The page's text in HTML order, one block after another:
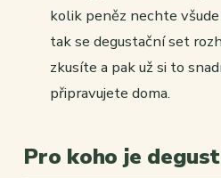
kolik peněz nechte
tak se degustační set
zkusíte a pak už si to
připravujete doma.
Pro koho je